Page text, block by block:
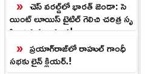
చెస్ వరల్డ్‌లో భారత్ జెండా: సె
యింట్ లూయిస్ టైటిల్ గెలిచి చరిత్ర సృ
ష్టించిన ప్రజ్ఞానంద!
ప్రయాగ్‌రాజ్‌లో రాహుల్ గాంధీ
సభకు లైన్ క్లియర్.!